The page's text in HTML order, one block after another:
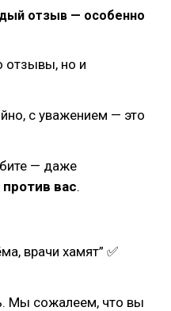
отзыв — особенно
отзывы, но и
с уважением — это
— даже
против вас.
врачи хамят” ✅
Мы сожалеем, что вы